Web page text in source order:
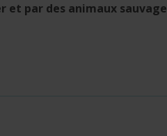
et par des animaux